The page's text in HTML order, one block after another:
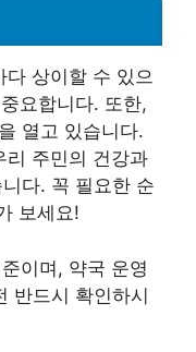
상이할 수 있으
요합니다. 또한,
열고 있습니다.
리 주민의 건강과
다. 꼭 필요한 순
보세요!
이며, 약국 운영
반드시 확인하시